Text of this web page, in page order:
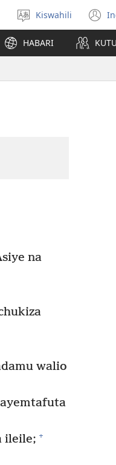
Chagua
lugha
Kiswahili
HABARI
na
walio
ileile; +